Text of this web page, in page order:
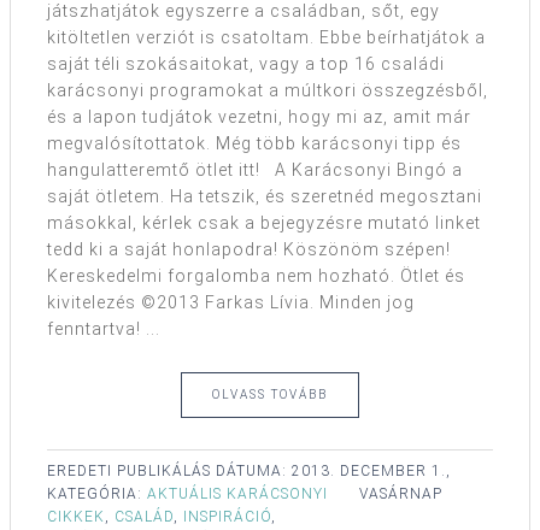
játszhatjátok egyszerre a családban, sőt, egy
kitöltetlen verziót is csatoltam. Ebbe beírhatjátok a
saját téli szokásaitokat, vagy a top 16 családi
karácsonyi programokat a múltkori összegzésből,
és a lapon tudjátok vezetni, hogy mi az, amit már
megvalósítottatok. Még több karácsonyi tipp és
hangulatteremtő ötlet itt! A Karácsonyi Bingó a
saját ötletem. Ha tetszik, és szeretnéd megosztani
másokkal, kérlek csak a bejegyzésre mutató linket
tedd ki a saját honlapodra! Köszönöm szépen!
Kereskedelmi forgalomba nem hozható. Ötlet és
kivitelezés ©2013 Farkas Lívia. Minden jog
fenntartva! ...
OLVASS TOVÁBB
EREDETI PUBLIKÁLÁS DÁTUMA: 2013. DECEMBER 1.,
VASÁRNAP
KATEGÓRIA: AKTUÁLIS KARÁCSONYI
CIKKEK , CSALÁD, INSPIRÁCIÓ,